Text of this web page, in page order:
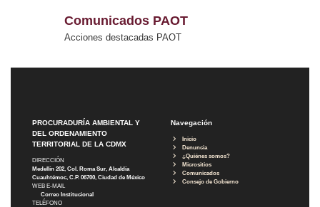
Comunicados PAOT
Acciones destacadas PAOT
PROCURADURÍA AMBIENTAL Y
DEL ORDENAMIENTO
TERRITORIAL DE LA CDMX
DIRECCIÓN
Medellín 202, Col. Roma Sur, Alcaldía
Cuauhtémoc, C.P. 06700, Ciudad de México
WEB E-MAIL
Correo Institucional
TELÉFONO
Navegación
Inicio
Denuncia
¿Quiénes somos?
Micrositios
Comunicados
Consejo de Gobierno